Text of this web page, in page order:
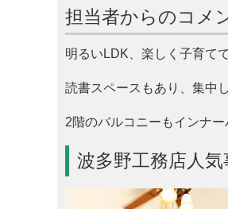
担当者からのコメ
明るいLDK、楽しく子育て
読書スペースもあり、集中
2階のバルコニーもインナ
波多野工務店人気